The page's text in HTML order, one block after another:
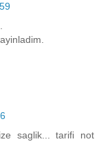
saglik... tarifi not